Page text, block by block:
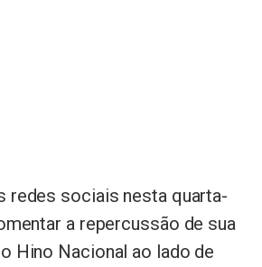
redes sociais nesta quarta-
a repercussão de sua
Hino Nacional ao lado de